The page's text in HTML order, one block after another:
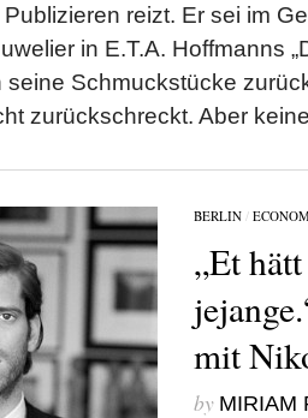
reizt. Er sei im
in E.T.A. Hoffmanns
seine Schmuckstücke
zurückschreckt. Aber
BERLIN/
„Et
mit
by MIRIAM